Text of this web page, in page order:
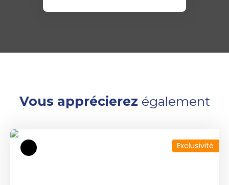
Vous apprécierez également
Exclusivité